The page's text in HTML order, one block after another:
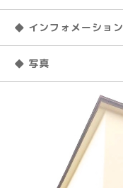
◆ インフォメーション
◆ 写真